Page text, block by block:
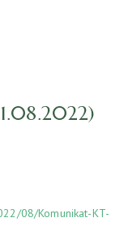
08/Komunikat-KT-